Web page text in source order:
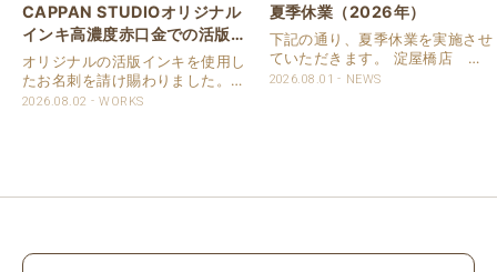
CAPPAN STUDIOオリジナル
インキ高濃度赤口金での活版名
刺
オリジナルの活版インキを使用し
たお名刺を請け賜わりました。
用紙は新バフン紙Nのきぬを使用
2026.08.02 WORKS
夏季休業（2026年）
下記の通り、夏季休業を実施させ
ていただきます。 淀屋橋店 通
常営業いたします。 奈良店 8月
2026.08.01 NEWS